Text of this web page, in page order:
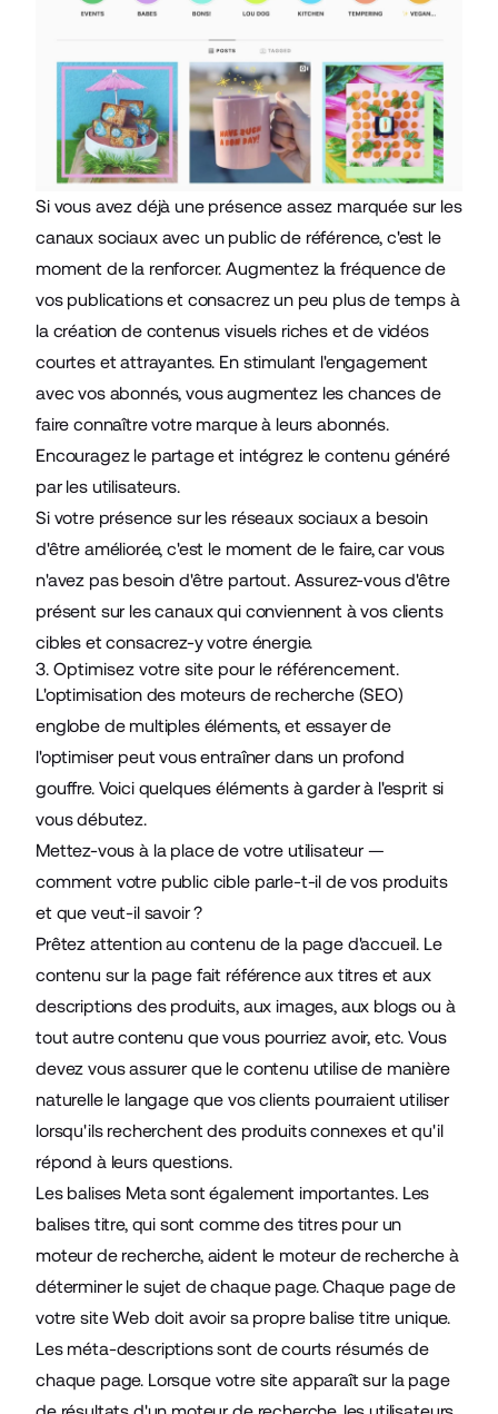
Si vous avez déjà une présence assez marquée sur les
canaux sociaux avec un public de référence, c'est le
moment de la renforcer. Augmentez la fréquence de
vos publications et consacrez un peu plus de temps à
la création de contenus visuels riches et de vidéos
courtes et attrayantes. En stimulant l'engagement
avec vos abonnés, vous augmentez les chances de
faire connaître votre marque à leurs abonnés.
Encouragez le partage et intégrez le contenu généré
par les utilisateurs.
Si votre présence sur les réseaux sociaux a besoin
d'être améliorée, c'est le moment de le faire, car vous
n'avez pas besoin d'être partout. Assurez-vous d'être
présent sur les canaux qui conviennent à vos clients
cibles et consacrez-y votre énergie.
3. Optimisez votre site pour le référencement.
L'optimisation des moteurs de recherche(SEO)
englobe de multiples éléments, et essayer de
l'optimiser peut vous entraîner dans un profond
gouffre. Voici quelques éléments à garder à l'esprit si
vous débutez.
Mettez-vous à la place de votre utilisateur —
comment votre public cible parle-t-il de vos produits
et que veut-il savoir ?
Prêtez attention au contenu de la page d'accueil. Le
contenu sur la page fait référence aux titres et aux
descriptions des produits, aux images, aux blogs ou à
tout autre contenu que vous pourriez avoir, etc. Vous
devez vous assurer que le contenu utilise de manière
naturelle le langage que vos clients pourraient utiliser
lorsqu'ils recherchent des produits connexes et qu'il
répond à leurs questions.
Les balises Meta sont également importantes. Les
balises titre, qui sont comme des titres pour un
moteur de recherche, aident le moteur de recherche à
déterminer le sujet de chaque page. Chaque page de
votre site Web doit avoir sa propre balise titre unique.
Les méta-descriptionssont de courts résumés de
chaque page. Lorsque votre site apparaît sur la page